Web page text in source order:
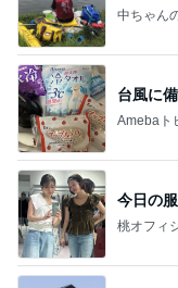
中ちゃん
台風に
Amebaト
今日の
桃オフィ